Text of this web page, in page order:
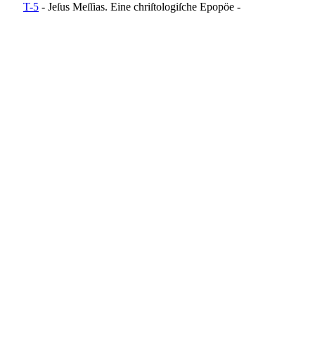
T-5 - Jeſus Meſſias. Eine chriſtologiſche Epopöe -